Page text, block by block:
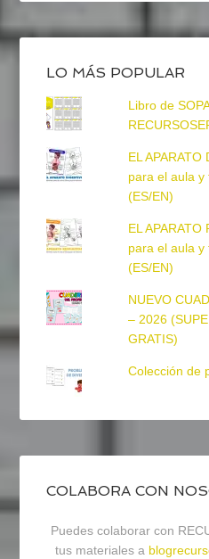
LO MÁS POPULAR
Libro de
EL
para el aula y
(ES/EN)
EL APARATO
para el aula y
(ES/EN)
NUEVO
– 2026
GRATIS)
Colección de
COLABORA CON
Puedes colaborar con
tus materiales a